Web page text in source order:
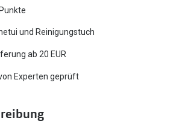
und Reinigungstuch
ab 20 EUR
Experten geprüft